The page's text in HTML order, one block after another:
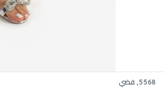
5568, فضي